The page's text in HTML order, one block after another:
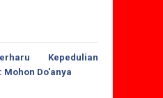
Kepedulian
Do'anya